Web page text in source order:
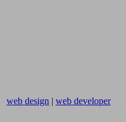
web design | web developer